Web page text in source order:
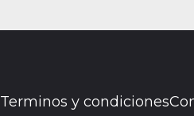
Terminos y condiciones